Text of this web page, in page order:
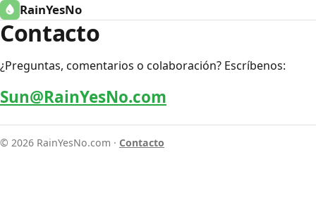
RainYesNo
Contacto
¿Preguntas, comentarios o colaboración? Escríbenos:
Sun@RainYesNo.com
© 2026 RainYesNo.com · Contacto